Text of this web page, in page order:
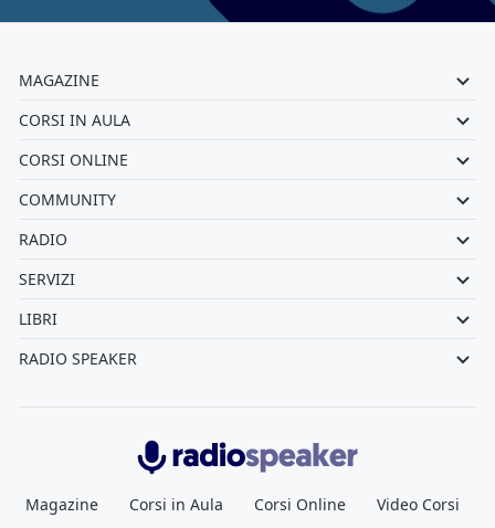
MAGAZINE
CORSI IN AULA
CORSI ONLINE
COMMUNITY
RADIO
SERVIZI
LIBRI
RADIO SPEAKER
Radiospeaker.it
Magazine Corsi in Aula Corsi Online
Video Corsi